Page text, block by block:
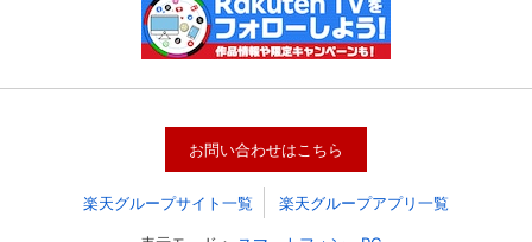
会員情報
ジットカード情報の変更が可能です。
お問い合わせはこちら
楽天グループサイト一覧 楽天グループアプリ一覧